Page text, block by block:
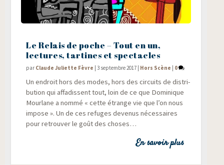
Le Relais de poche – Tout en un,
lectures, tartines et spectacles
par Claude Juliette Fèvre |3 septembre 2017 Hors Scène 0
Un endroit hors des modes, hors des cir­cuits de dis­tri­
bu­tion qui affa­dissent tout, loin de ce que Domi­nique
Mour­lane a nom­mé « cette étrange vie que l’on nous
impose ». Un de ces refuges deve­nus néces­saires
pour retrou­ver le goût des choses…
En savoir plus